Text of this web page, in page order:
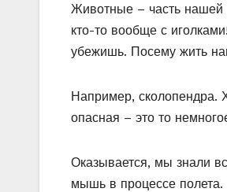
Животные – часть нашей
кто-то вообще с
убежишь. Посему жить
Например, сколопендра.
опасная – это то
Оказывается, мы знали
мышь в процессе полета.